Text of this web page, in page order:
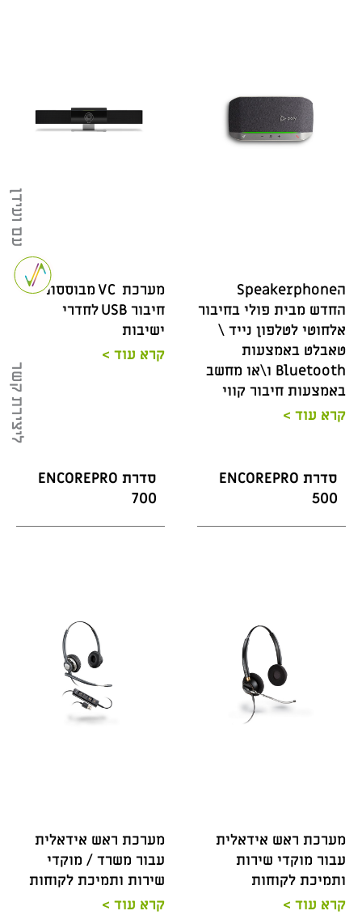
עם ועידן
ליצירת קשר
הSpeakerphone
החדש מבית פולי בחיבור
אלחוטי לטלפון נייד \
טאבלט באמצעות
Bluetooth ו\או מחשב
באמצעות חיבור קווי
קרא עוד >
מערכת VC מבוססת
חיבור USB לחדרי
ישיבות
קרא עוד >
סדרת ENCOREPRO
500
מערכת ראש אידאלית
עבור מוקדי שירות
ותמיכת לקוחות
קרא עוד >
סדרת ENCOREPRO
700
מערכת ראש אידאלית
עבור משרד / מוקדי
שירות ותמיכת לקוחות
קרא עוד >